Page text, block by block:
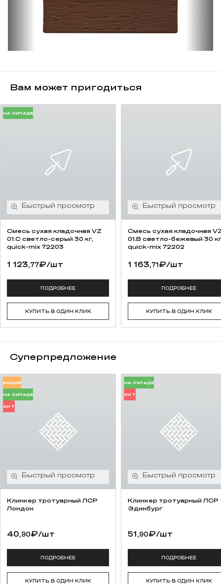
Вам может пригодиться
НА СКЛАДЕ
Смесь cухая кладочная VZ
01.C светло-серый 30 кг,
quick-mix 72203
1 123,77₽/шт
ПОДРОБНЕЕ
КУПИТЬ В ОДИН КЛИК
Смесь cухая кладочная
01.B светло-бежевый 30
quick-mix 72202
1 163,71₽/шт
ПОДРОБНЕЕ
КУПИТЬ В ОДИН КЛИК
Суперпредложение
АКЦИЯ
НА СКЛАДЕ
ХИТ
Клинкер тротуарный ЛСР
Лондон
40,90₽/шт
ПОДРОБНЕЕ
КУПИТЬ В ОДИН КЛИК
НА СКЛАДЕ
ХИТ
Клинкер тротуарный ЛСР
Эдинбург
51,90₽/шт
ПОДРОБНЕЕ
КУПИТЬ В ОДИН КЛИК